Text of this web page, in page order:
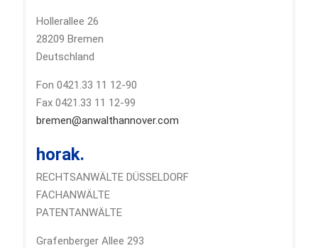
Hollerallee 26
28209 Bremen
Deutschland
Fon 0421.33 11 12-90
Fax 0421.33 11 12-99
bremen@anwalthannover.com
horak.
RECHTSANWÄLTE DÜSSELDORF
FACHANWÄLTE
PATENTANWÄLTE
Grafenberger Allee 293